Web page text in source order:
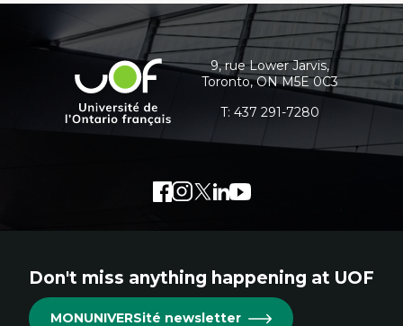
details
additional
information
Université
l'Ontario
9, rue Lower Jarvis,
Toronto, ON M5E 0C3
T: 437 291-7280
Facebook
External
will
open
Instagram
External
will
open
Twitter
External
will
open
LinkedIn
External
will
open
Youtube
External
will
open
Don't miss anything happening at UOF
MONUNIVERSité newsletter